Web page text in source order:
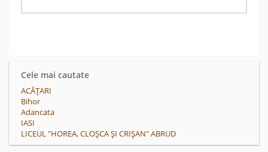
Cele mai cautate
ACĂŢARI
Bihor
Adancata
IASI
LICEUL "HOREA, CLOȘCA ȘI CRIȘAN" ABRUD